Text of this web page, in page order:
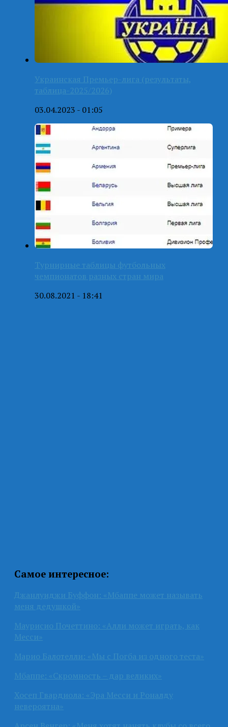
Украинская Премьер-лига (результаты,
таблица-2025/2026)
03.04.2023 - 01:05
Турнирные таблицы футбольных
чемпионатов разных стран мира
30.08.2021 - 18:41
Самое интересное:
Джанлуиджи Буффон: «Мбаппе может называть
меня дедушкой»
Маурисио Почеттино: «Алли может играть, как
Месси»
Марио Балотелли: «Мы с Погба из одного теста»
Мбаппе: «Скромность – дар великих»
Хосеп Гвардиола: «Эра Месси и Роналду
невероятна»